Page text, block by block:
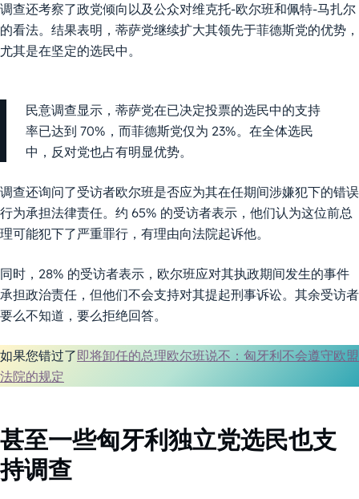
调查还考察了政党倾向以及公众对维克托-欧尔班和佩特-马扎尔
的看法。结果表明，蒂萨党继续扩大其领先于菲德斯党的优势，
尤其是在坚定的选民中。
民意调查显示，蒂萨党在已决定投票的选民中的支持
率已达到 70%，而菲德斯党仅为 23%。在全体选民
中，反对党也占有明显优势。
调查还询问了受访者欧尔班是否应为其在任期间涉嫌犯下的错误
行为承担法律责任。约 65% 的受访者表示，他们认为这位前总
理可能犯下了严重罪行，有理由向法院起诉他。
同时，28% 的受访者表示，欧尔班应对其执政期间发生的事件
承担政治责任，但他们不会支持对其提起刑事诉讼。其余受访者
要么不知道，要么拒绝回答。
如果您错过了即将卸任的总理欧尔班说不：匈牙利不会遵守欧盟
法院的规定
甚至一些匈牙利独立党选民也支
持调查